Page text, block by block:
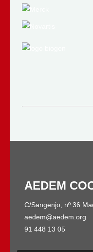
AEDEM
C/Sangenjo, nº 36
aedem@aedem.org
91 448 13 05